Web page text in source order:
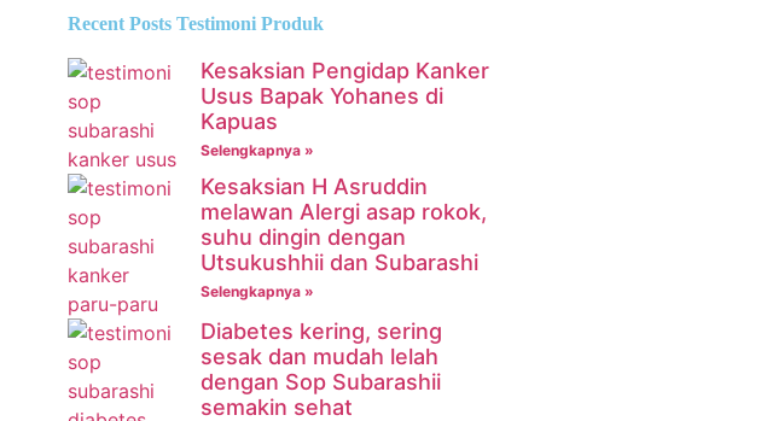
Recent Posts Testimoni Produk
Kesaksian Pengidap Kanker
Usus Bapak Yohanes di
Kapuas
Selengkapnya »
Kesaksian H Asruddin
melawan Alergi asap rokok,
suhu dingin dengan
Utsukushhii dan Subarashi
Selengkapnya »
Diabetes kering, sering
sesak dan mudah lelah
dengan Sop Subarashii
semakin sehat